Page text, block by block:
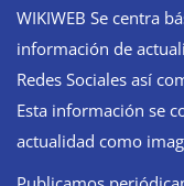
WIKIWEB Se centra
información de
Redes Sociales así
Esta información se
actualidad como